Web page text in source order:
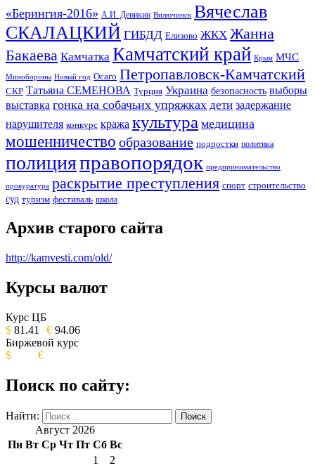
«Берингия-2016» А.И. Деникин Вилючинск Вячеслав
СКАЛАЦКИЙ ГИБДД Елизово ЖКХ Жанна
Бакаева Камчатка Камчатский край Крым МЧС
Минобороны Новый год Осаго Петропавловск-Камчатский
СКР Татьяна СЕМЕНОВА Турция Украина безопасность выборы
выставка гонка на собачьих упряжках дети задержание
нарушителя конкурс кража культура медицина
мошенничество образование подростки политика
полицияправопорядок предпринимательство
прокуратура раскрытие преступления спорт строительство
суд туризм фестиваль школа
Архив старого сайта
http://kamvesti.com/old/
ОБЩЕСТВЕННО-ПОЛИТИЧЕСКОЕ
ИЗДАНИЕ КАМЧАТСКОГО КРАЯ.
Курсы валют
Курс ЦБ
$ 81.41 € 94.06
Биржевой курс
$
€
Поиск по сайту:
Найти:
Август 2026
Пн Вт Ср Чт Пт Сб Вс
1
2